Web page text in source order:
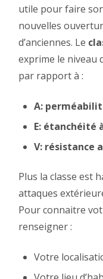
utile pour faire
nouvelles
d’anciennes. Le
exprime le niveau
par rapport à :
A:
E: étanchéité
V: résistance
Plus la classe est
attaques
Pour connaitre
renseigner :
Votre